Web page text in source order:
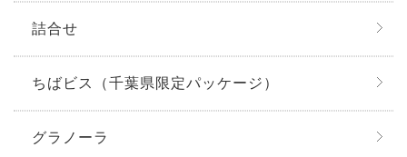
詰合せ
ちばビス（千葉県限定パッケージ）
グラノーラ